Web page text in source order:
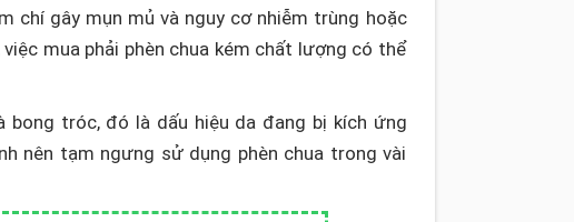
chí gây mụn mủ và nguy cơ nhiễm trùng hoặc
mua phải phèn chua kém chất lượng có thể
bong tróc, đó là dấu hiệu da đang bị kích ứng
nên tạm ngưng sử dụng phèn chua trong vài